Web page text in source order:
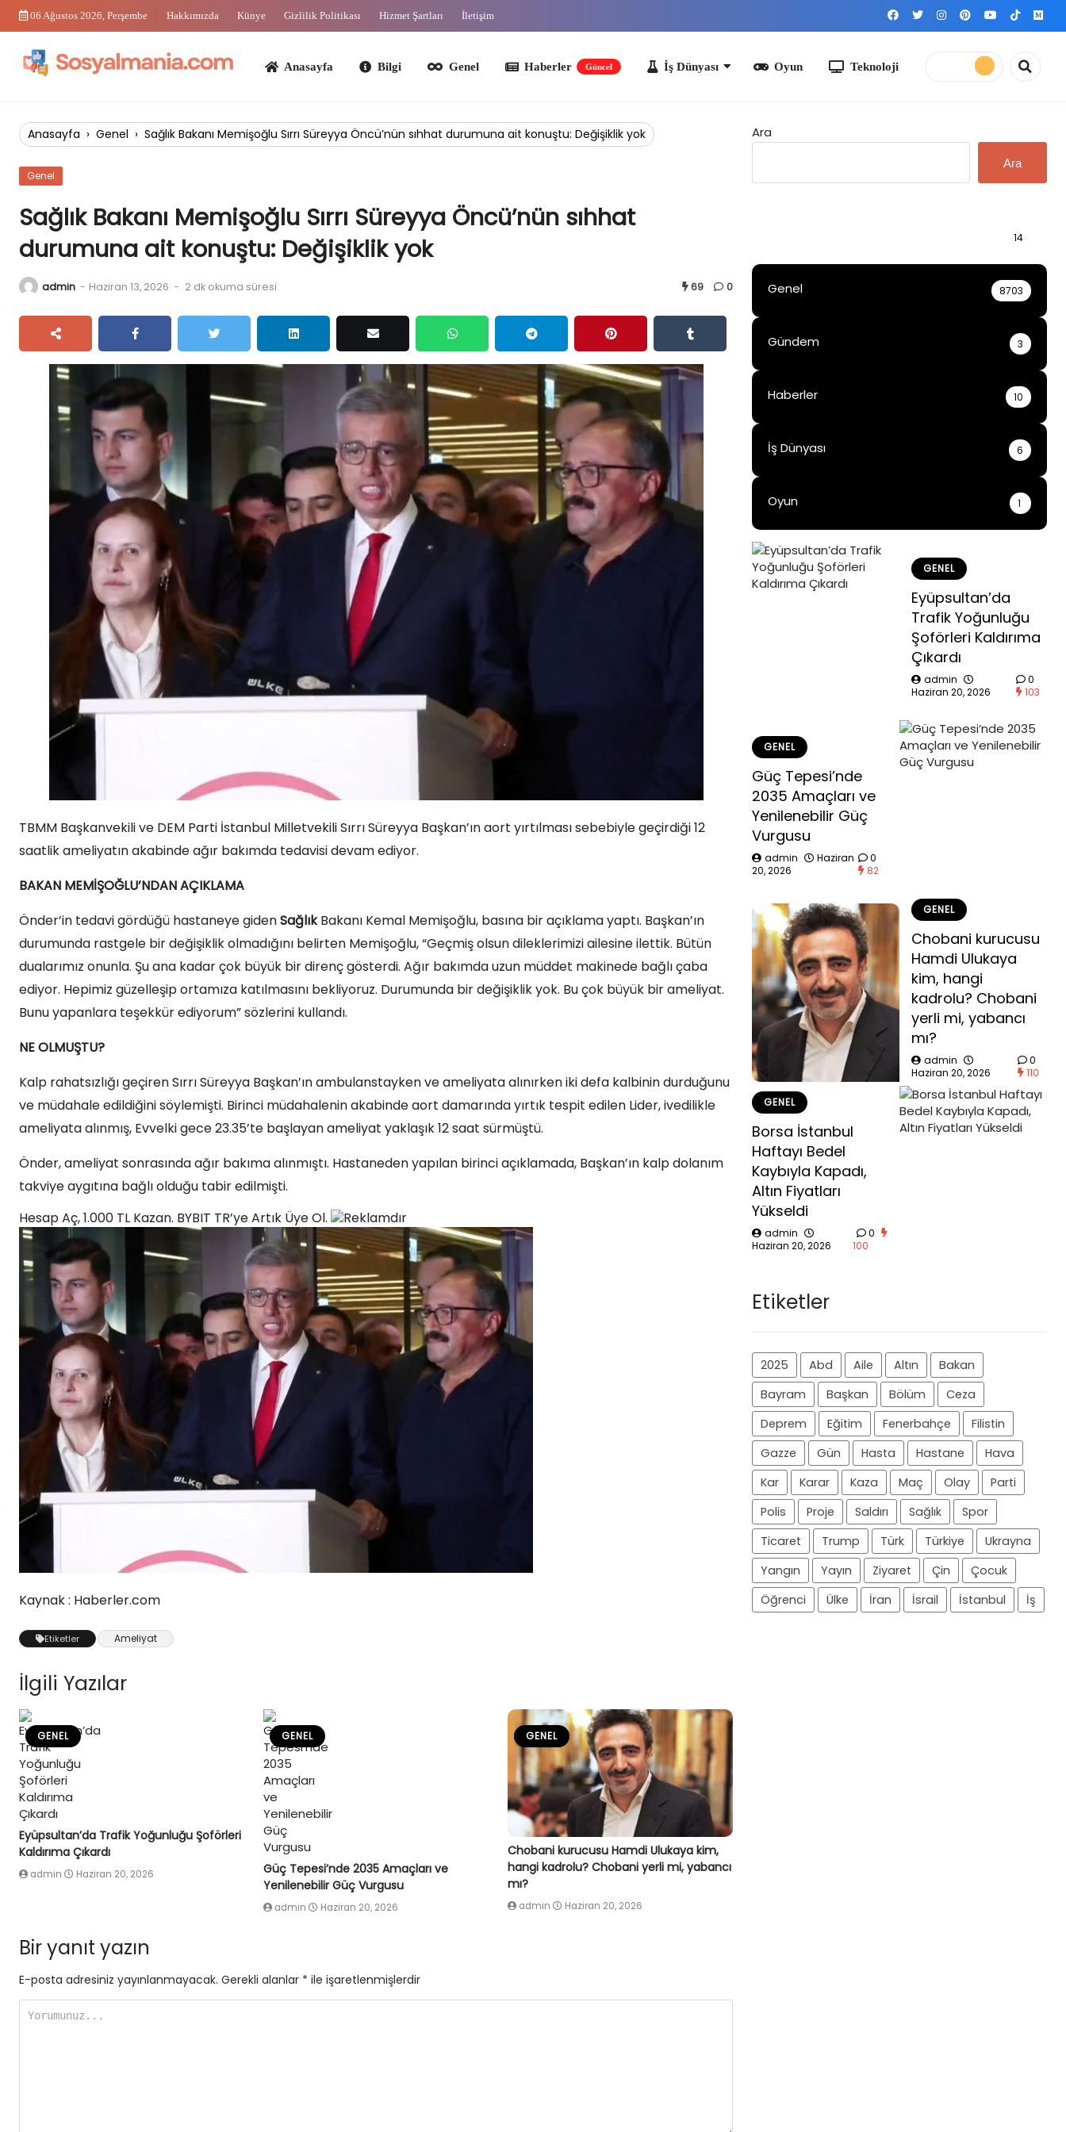
Skip
06 Ağustos 2026, Perşembe Hakkımızda Künye Gizlilik Politikası Hizmet Şartları İletişim
Anasayfa Bilgi Genel Haberler İş Dünyası Teknoloji
Anasayfa › Genel › Sağlık Bakanı Memişoğlu Sırrı Süreyya Öncü’nün sıhhat durumuna ait konuştu: Değişiklik yok
Genel
Sağlık Bakanı Memişoğlu Sırrı Süreyya Öncü’nün sıhhat
durumuna ait konuştu: Değişiklik yok
admin - Haziran 13, 2026 - 2 dk okuma süresi 69 0
TBMM Başkanvekili ve DEM Parti İstanbul Milletvekili Sırrı Süreyya Başkan’ın aort yırtılması sebebiyle geçirdiği 12
saatlik ameliyatın akabinde ağır bakımda tedavisi devam ediyor.
BAKAN MEMİŞOĞLU’NDAN AÇIKLAMA
Önder’in tedavi gördüğü hastaneye gidenSağlıkBakanı Kemal Memişoğlu, basına bir açıklama yaptı. Başkan’ın
durumunda rastgele bir değişiklik olmadığını belirten Memişoğlu, “Geçmiş olsun dileklerimizi ailesine ilettik. Bütün
dualarımız onunla. Şu ana kadar çok büyük bir direnç gösterdi. Ağır bakımda uzun müddet makinede bağlı çaba
ediyor. Hepimiz güzelleşip ortamıza katılmasını bekliyoruz. Durumunda bir değişiklik yok. Bu çok büyük bir ameliyat.
Bunu yapanlara teşekkür ediyorum” sözlerini kullandı.
NE OLMUŞTU?
Kalp rahatsızlığı geçiren Sırrı Süreyya Başkan’ın ambulanstayken ve ameliyata alınırken iki defa kalbinin durduğunu
ve müdahale edildiğini söylemişti. Birinci müdahalenin akabinde aort damarında yırtık tespit edilen Lider, ivedilikle
ameliyata alınmış, Evvelki gece 23.35’te başlayan ameliyat yaklaşık 12 saat sürmüştü.
Önder, ameliyat sonrasında ağır bakıma alınmıştı. Hastaneden yapılan birinci açıklamada, Başkan’ın kalp dolanım
takviye aygıtına bağlı olduğu tabir edilmişti.
Hesap Aç, 1.000 TL Kazan. BYBIT TR’ye Artık Üye Ol.
Reklamdır
Kaynak : Haberler.com
Etiketler Ameliyat
İlgili Yazılar
GENEL
Eyüpsultan’da Trafik Yoğunluğu Şoförleri
Kaldırıma Çıkardı
admin Haziran 20, 2026
GENEL
Güç Tepesi’nde 2035 Amaçları ve
Yenilenebilir Güç Vurgusu
admin Haziran 20, 2026
GENEL
Chobani kurucusu Hamdi Ulukaya kim,
hangi kadrolu? Chobani yerli mi, yabancı
mı?
admin Haziran 20, 2026
Bir yanıt yazın
E-posta adresiniz yayınlanmayacak. Gerekli alanlar * ile işaretlenmişlerdir
Ara
Ara
14
Genel 8703
Gündem 3
Haberler 10
İş Dünyası 6
Oyun 1
GENEL
Eyüpsultan’da
Trafik Yoğunluğu
Şoförleri Kaldırıma
Çıkardı
admin
Haziran 20, 2026
0
103
GENEL
Güç Tepesi’nde
2035 Amaçları ve
Yenilenebilir Güç
Vurgusu
admin
Haziran
20, 2026
0
82
GENEL
Chobani kurucusu
Hamdi Ulukaya
kim, hangi
kadrolu? Chobani
yerli mi, yabancı
mı?
admin
Haziran 20, 2026
0
110
GENEL
Borsa İstanbul
Haftayı Bedel
Kaybıyla Kapadı,
Altın Fiyatları
Yükseldi
admin
Haziran 20, 2026
0
100
Etiketler
2025 Abd Aile Altın
Bakan
Bayram
Başkan Bölüm
Ceza
Deprem
Eğitim Fenerbahçe
Filistin
Gazze
Gün Hasta Hastane
Hava
Kar
Karar Kaza Maç Olay
Parti
Polis
Proje Saldırı Sağlık
Spor
Ticaret
Trump Türk Türkiye
Ukrayna
Yangın
Yayın Ziyaret Çin
Çocuk
Öğrenci
Ülke İran İsrail İstanbul İş